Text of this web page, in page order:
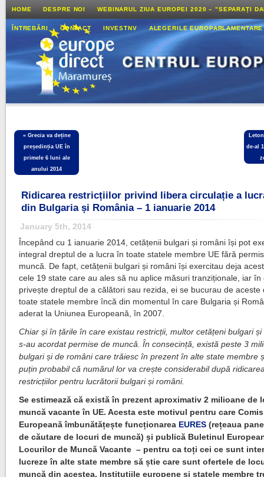
HOME DESPRE NOI WEBINARUL ZIUA EUROPEI 2020 – ”SEPARAȚI
ÎNTREBĂRI CONTACT INVESTNV ALEGERILE
« Grecia va deține
președinția UE în
primele 6 luni ale
anului 2014
de-al
Ridicarea restricțiilor privind libera circulație a
din Bulgaria și România – 1 ianuarie 2014
January 5th, 2014
Începând cu 1 ianuarie 2014, cetățenii bulgari și români își pot
integral dreptul de a lucra în toate statele membre UE fără
muncă. De fapt, cetățenii bulgari și români își exercitau deja
cele 19 state care au ales să nu aplice măsuri tranziționale, iar în
privește dreptul de a călători sau rezida, ei se bucurau de aceste
toate statele membre încă din momentul în care Bulgaria și
aderat la Uniunea Europeană, în 2007.
Chiar și în țările în care existau restricții, multor cetățeni bulgari și
s-au acordat permise de muncă. În consecință, există peste 3
bulgari și de români care trăiesc în prezent în alte state membre
puțin probabil că numărul lor va crește considerabil după
restricțiilor pentru lucrătorii bulgari și români.
Se estimează că există în prezent aproximativ 2 milioane de
muncă vacante în UE. Acesta este motivul pentru care
Europeană îmbunătățește funcționarea EURES (rețeaua
de căutare de locuri de muncă) și publică Buletinul
Locurilor de Muncă Vacante – pentru ca toți cei ce sunt
lucreze în alte state membre să știe care sunt ofertele de
muncă din acestea. Instituțiile europene și statele membre